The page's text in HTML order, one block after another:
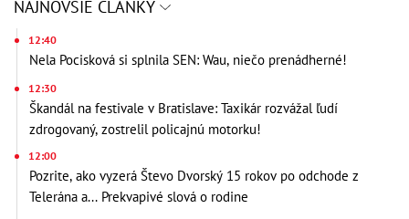
NAJNOVŠIE ČLÁNKY
12:40
Nela Pocisková si splnila SEN: Wau, niečo prenádherné!
12:30
Škandál na festivale v Bratislave: Taxikár rozvážal ľudí
zdrogovaný, zostrelil policajnú motorku!
12:00
Pozrite, ako vyzerá Števo Dvorský 15 rokov po odchode z
Telerána a... Prekvapivé slová o rodine